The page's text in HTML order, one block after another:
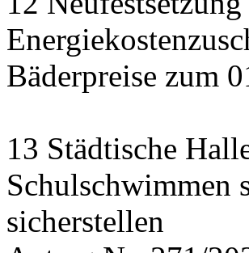
Bäderpreise zum
13 Städtische
Schulschwimmen
sicherstellen